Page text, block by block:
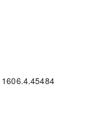
định, tạo thành một
và nhu cầu sử
đảm bảo độ vững
toàn khi sử dụng.